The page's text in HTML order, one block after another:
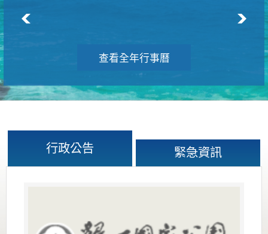
查看全年行事曆
行政公告 緊急資訊